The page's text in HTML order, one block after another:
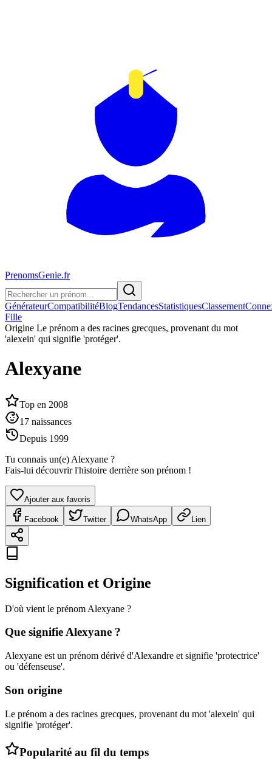
PrenomsGenie.fr
GénérateurCompatibilitéBlogTendancesStatistiquesClassement
Fille
Origine Le prénom a des racines grecques, provenant du mot
'alexein' qui signifie 'protéger'.
Alexyane
Top en 2008
17 naissances
Depuis 1999
Tu connais un(e) Alexyane ?
Fais-lui découvrir l'histoire derrière son prénom !
Ajouter aux favoris
Facebook Twitter WhatsApp Lien
Signification et Origine
D'où vient le prénom Alexyane ?
Que signifieAlexyane ?
Alexyane est un prénom dérivé d'Alexandre et signifie 'protectrice'
ou 'défenseuse'.
Son origine
Le prénom a des racines grecques, provenant du mot 'alexein' qui
signifie 'protéger'.
Popularité au fil du temps